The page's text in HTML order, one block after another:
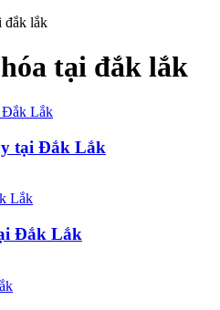
đắk lắk
tại đắk lắk
tại Đắk Lắk
Đắk Lắk